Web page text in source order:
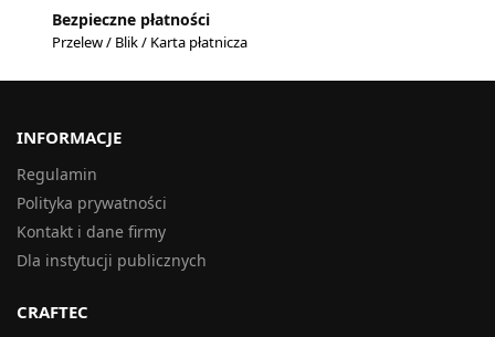
Bezpieczne płatności
Przelew / Blik / Karta płatnicza
INFORMACJE
Regulamin
Polityka prywatności
Kontakt i dane firmy
Dla instytucji publicznych
CRAFTEC